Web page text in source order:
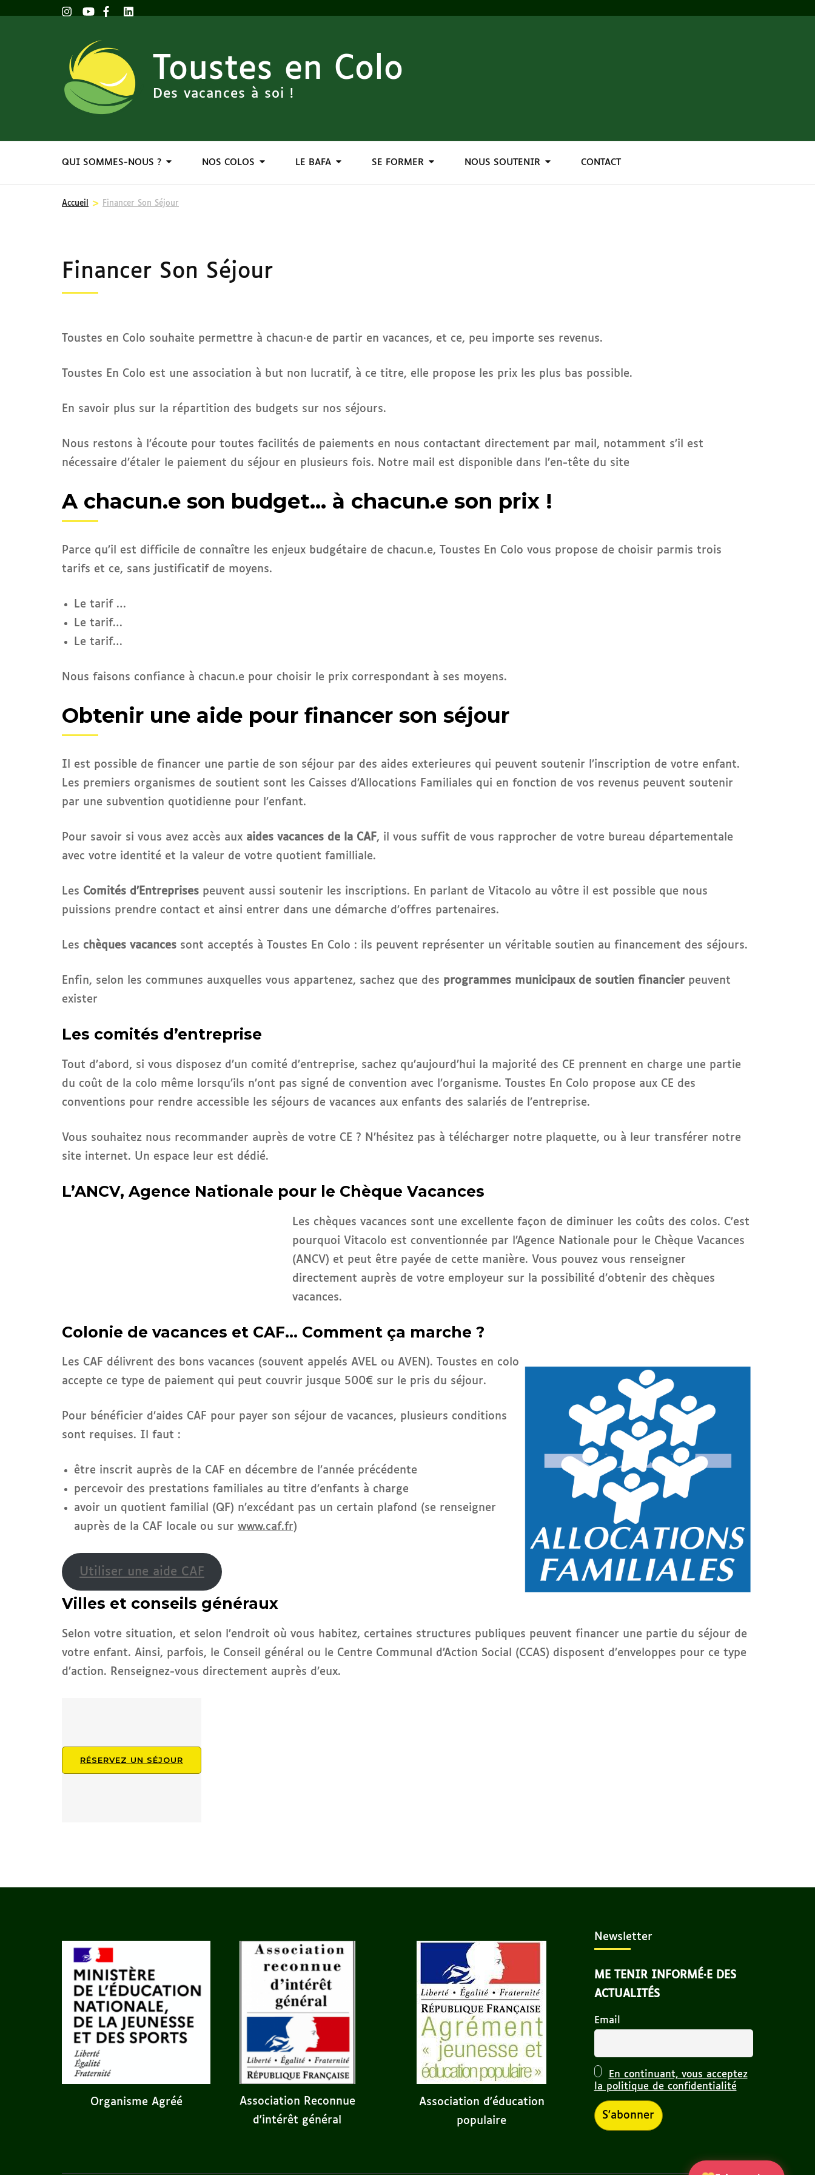
Toustes en Colo
Des vacances à soi !
QUI SOMMES-NOUS ? NOS COLOS LE BAFA SE FORMER NOUS SOUTENIR CONTACT
Accueil > Financer Son Séjour
Financer Son Séjour
Toustes en Colo souhaite permettre à chacun·e de partir en vacances, et ce, peu importe ses revenus.
Toustes En Colo est une association à but non lucratif, à ce titre, elle propose les prix les plus bas possible.
En savoir plus sur la répartition des budgets sur nos séjours.
Nous restons à l’écoute pour toutes facilités de paiements en nous contactant directement par mail, notamment s’il est
nécessaire d’étaler le paiement du séjour en plusieurs fois. Notre mail est disponible dans l’en-tête du site
A chacun.e son budget… à chacun.e son prix !
Parce qu’il est difficile de connaître les enjeux budgétaire de chacun.e, Toustes En Colo vous propose de choisir parmis trois
tarifs et ce, sans justificatif de moyens.
Le tarif …
Le tarif…
Le tarif…
Nous faisons confiance à chacun.e pour choisir le prix correspondant à ses moyens.
Obtenir une aide pour financer son séjour
Il est possible de financer une partie de son séjour par des aides exterieures qui peuvent soutenir l’inscription de votre enfant.
Les premiers organismes de soutient sont les Caisses d’Allocations Familiales qui en fonction de vos revenus peuvent soutenir
par une subvention quotidienne pour l’enfant.
Pour savoir si vous avez accès aux aides vacances de la CAF, il vous suffit de vous rapprocher de votre bureau départementale
avec votre identité et la valeur de votre quotient familliale.
Les Comités d’Entreprises peuvent aussi soutenir les inscriptions. En parlant de Vitacolo au vôtre il est possible que nous
puissions prendre contact et ainsi entrer dans une démarche d’offres partenaires.
Les chèques vacances sont acceptés à Toustes En Colo : ils peuvent représenter un véritable soutien au financement des séjours.
Enfin, selon les communes auxquelles vous appartenez, sachez que des programmes municipaux de soutien financier peuvent
exister
Les comités d’entreprise
Tout d’abord, si vous disposez d’un comité d’entreprise, sachez qu’aujourd’hui la majorité des CE prennent en charge une partie
du coût de la colo même lorsqu’ils n’ont pas signé de convention avec l’organisme. Toustes En Colo propose aux CE des
conventions pour rendre accessible les séjours de vacances aux enfants des salariés de l’entreprise.
Vous souhaitez nous recommander auprès de votre CE ? N’hésitez pas à télécharger notre plaquette, ou à leur transférer notre
site internet. Un espace leur est dédié.
L’ANCV, Agence Nationale pour le Chèque Vacances
Les chèques vacances sont une excellente façon de diminuer les coûts des colos. C’est
pourquoi Vitacolo est conventionnée par l’Agence Nationale pour le Chèque Vacances
(ANCV) et peut être payée de cette manière. Vous pouvez vous renseigner
directement auprès de votre employeur sur la possibilité d’obtenir des chèques
vacances.
Colonie de vacances et CAF… Comment ça marche ?
Les CAF délivrent des bons vacances (souvent appelés AVEL ou AVEN). Toustes en colo
accepte ce type de paiement qui peut couvrir jusque 500€ sur le pris du séjour.
Pour bénéficier d’aides CAF pour payer son séjour de vacances, plusieurs conditions
sont requises. Il faut :
être inscrit auprès de la CAF en décembre de l’année précédente
percevoir des prestations familiales au titre d’enfants à charge
avoir un quotient familial (QF) n’excédant pas un certain plafond (se renseigner
auprès de la CAF locale ou sur www.caf.fr)
Utiliser une aide CAF
Villes et conseils généraux
Selon votre situation, et selon l’endroit où vous habitez, certaines structures publiques peuvent financer une partie du séjour de
votre enfant. Ainsi, parfois, le Conseil général ou le Centre Communal d’Action Social (CCAS) disposent d’enveloppes pour ce type
d’action. Renseignez-vous directement auprès d’eux.
RÉSERVEZ UN SÉJOUR
Organisme Agréé
Association Reconnue
d'intérêt général
Association d'éducation
populaire
Newsletter
ME TENIR INFORMÉ·E DES
ACTUALITÉS
Email
En continuant, vous acceptez
la politique de confidentialité